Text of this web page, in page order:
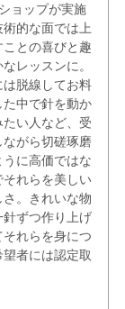
ョップが実施
的な面では上
との喜びと趣
レッスンに。
脱線してお料
中で針を動か
い人など、受
がら切磋琢磨
に高価ではな
れらを美しい
。きれいな物
ずつ作り上げ
れらを身につ
者には認定取